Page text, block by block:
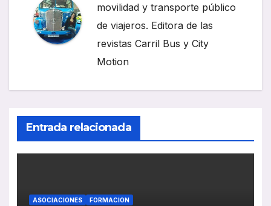
movilidad y transporte público
de viajeros. Editora de las
revistas Carril Bus y City
Motion
Entrada relacionada
ASOCIACIONES FORMACION